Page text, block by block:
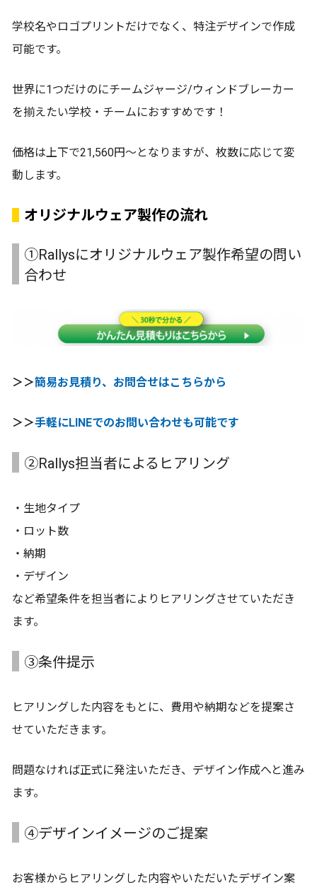
学校名やロゴプリントだけでなく、特注デザインで作成
可能です。
世界に1つだけのにチームジャージ/ウィンドブレーカー
を揃えたい学校・チームにおすすめです！
価格は上下で21,560円〜となりますが、枚数に応じて変
動します。
オリジナルウェア製作の流れ
①Rallysにオリジナルウェア製作希望の問い
合わせ
＞＞簡易お見積り、お問合せはこちらから
＞＞手軽にLINEでのお問い合わせも可能です
②Rallys担当者によるヒアリング
・生地タイプ
・ロット数
・納期
・デザイン
など希望条件を担当者によりヒアリングさせていただき
ます。
③条件提示
ヒアリングした内容をもとに、費用や納期などを提案さ
せていただきます。
問題なければ正式に発注いただき、デザイン作成へと進み
ます。
④デザインイメージのご提案
お客様からヒアリングした内容やいただいたデザイン案